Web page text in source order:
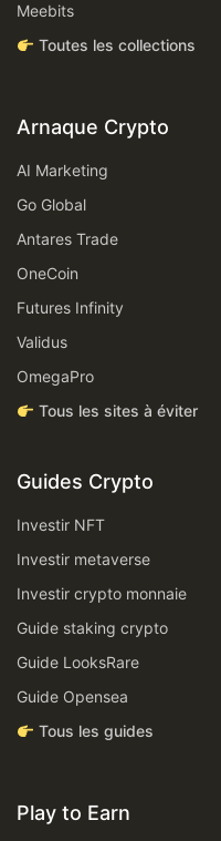
Meebits
Toutes les collections
Arnaque Crypto
AI Marketing
Go Global
Antares Trade
OneCoin
Futures Infinity
Validus
OmegaPro
Tous les sites à éviter
Guides Crypto
Investir NFT
Investir metaverse
Investir crypto monnaie
Guide staking crypto
Guide LooksRare
Guide Opensea
Tous les guides
Play to Earn